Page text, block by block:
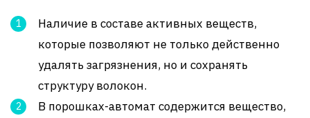
Наличие в составе активных веществ,
которые позволяют не только действенно
удалять загрязнения, но и сохранять
структуру волокон.
В порошках-автомат содержится вещество,